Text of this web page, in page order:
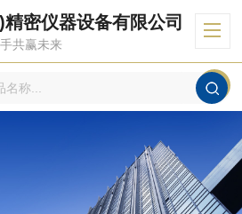
密仪器设备有限公司
共赢未来